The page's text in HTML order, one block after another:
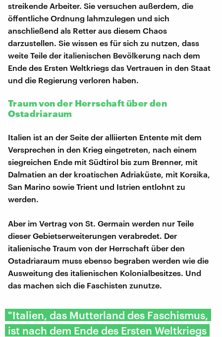
streikende Arbeiter. Sie versuchen außerdem, die
öffentliche Ordnung lahmzulegen und sich
anschließend als Retter aus diesem Chaos
darzustellen. Sie wissen es für sich zu nutzen, dass
weite Teile der italienischen Bevölkerung nach dem
Ende des Ersten Weltkriegs das Vertrauen in den Staat
und die Regierung verloren haben.
Traum von der Herrschaft über den
Ostadriaraum
Italien ist an der Seite der alliierten Entente mit dem
Versprechen in den Krieg eingetreten, nach einem
siegreichen Ende mit Südtirol bis zum Brenner, mit
Dalmatien an der kroatischen Adriaküste, mit Korsika,
San Marino sowie Trient und Istrien entlohnt zu
werden.
Aber im Vertrag von St. Germain werden nur Teile
dieser Gebietserweiterungen verabredet. Der
italienische Traum von der Herrschaft über den
Ostadriaraum muss ebenso begraben werden wie die
Ausweitung des italienischen Kolonialbesitzes. Und
das machen sich die Faschisten zunutze.
"Italien, das Mutterland des Faschismus,
ist nach dem Ende des Ersten Weltkriegs